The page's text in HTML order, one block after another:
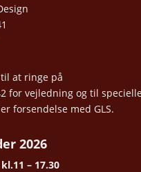
at ringe på
for vejledning og til
forsendelse med GLS.
2026
– 17.30